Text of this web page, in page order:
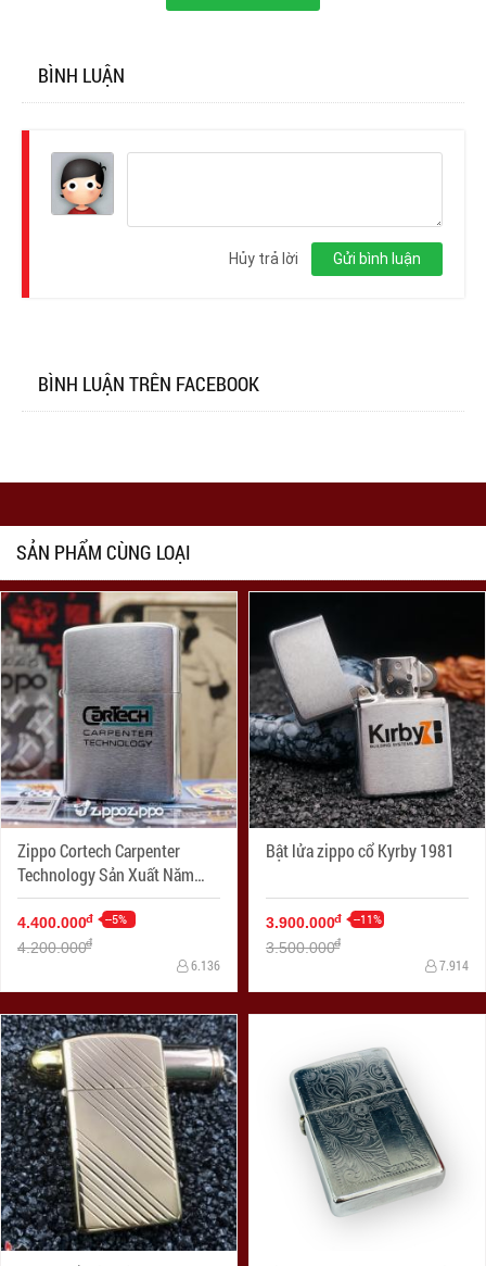
BÌNH LUẬN
Gửi bình luận
Hủy trả lời
BÌNH LUẬN TRÊN FACEBOOK
SẢN PHẨM CÙNG LOẠI
Zippo Cortech Carpenter
Technology Sản Xuất Năm
1977
4.400.000đ --5%
4.200.000đ
6.136
Bật lửa zippo cổ Kyrby 1981
3.900.000đ --11%
3.500.000đ
7.914